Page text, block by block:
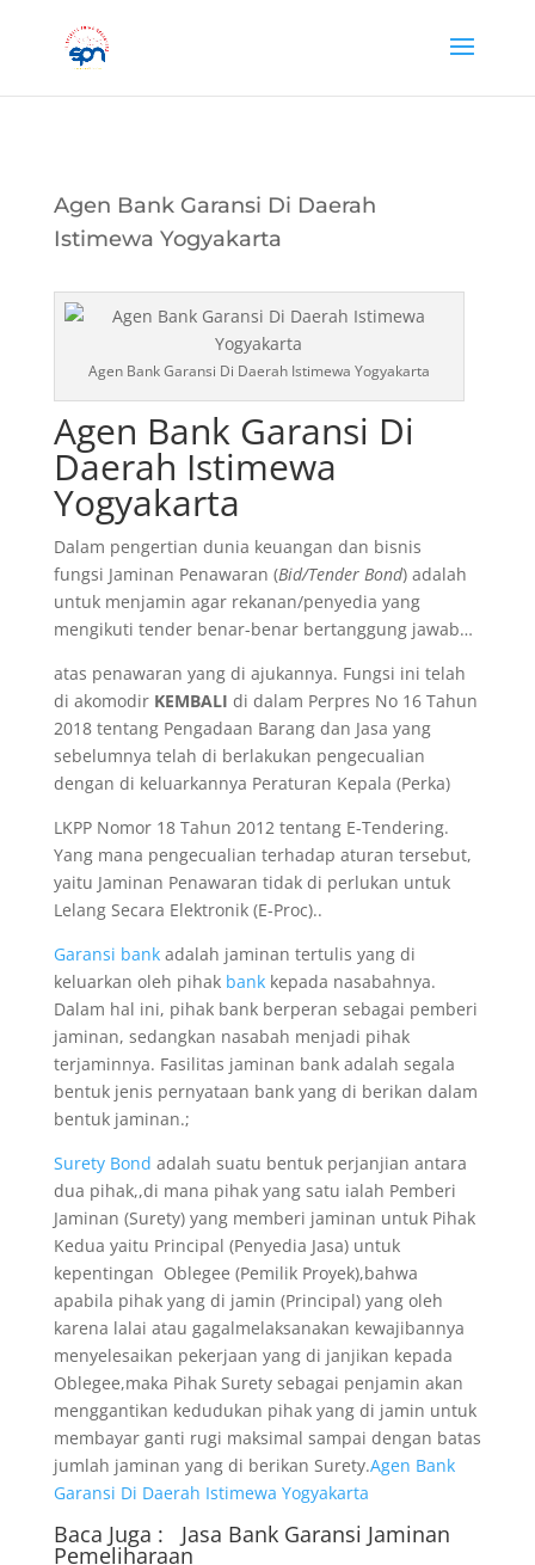
Agen Bank Garansi Di Daerah
Istimewa Yogyakarta
Agen Bank Garansi Di Daerah Istimewa Yogyakarta
Agen Bank Garansi Di
Daerah Istimewa
Yogyakarta
Dalam pengertian dunia keuangan dan bisnis
fungsi Jaminan Penawaran (Bid/Tender Bond) adalah
untuk menjamin agar rekanan/penyedia yang
mengikuti tender benar-benar bertanggung jawab…
atas penawaran yang di ajukannya. Fungsi ini telah
di akomodir KEMBALI di dalam Perpres No 16 Tahun
2018 tentang Pengadaan Barang dan Jasa yang
sebelumnya telah di berlakukan pengecualian
dengan di keluarkannya Peraturan Kepala (Perka)
LKPP Nomor 18 Tahun 2012 tentang E-Tendering.
Yang mana pengecualian terhadap aturan tersebut,
yaitu Jaminan Penawaran tidak di perlukan untuk
Lelang Secara Elektronik (E-Proc)..
Garansi bankadalah jaminan tertulis yang di
keluarkan oleh pihak bankkepada nasabahnya.
Dalam hal ini, pihak bank berperan sebagai pemberi
jaminan, sedangkan nasabah menjadi pihak
terjaminnya. Fasilitas jaminan bank adalah segala
bentuk jenis pernyataan bank yang di berikan dalam
bentuk jaminan.;
Surety Bond adalah suatu bentuk perjanjian antara
dua pihak,,di mana pihak yang satu ialah Pemberi
Jaminan (Surety) yang memberi jaminan untuk Pihak
Kedua yaitu Principal (Penyedia Jasa) untuk
kepentingan Oblegee (Pemilik Proyek),bahwa
apabila pihak yang di jamin (Principal) yang oleh
karena lalai atau gagalmelaksanakan kewajibannya
menyelesaikan pekerjaan yang di janjikan kepada
Oblegee,maka Pihak Surety sebagai penjamin akan
menggantikan kedudukan pihak yang di jamin untuk
membayar ganti rugi maksimal sampai dengan batas
jumlah jaminan yang di berikan Surety.Agen Bank
Garansi Di Daerah Istimewa Yogyakarta
Baca Juga : Jasa Bank Garansi Jaminan
Pemeliharaan